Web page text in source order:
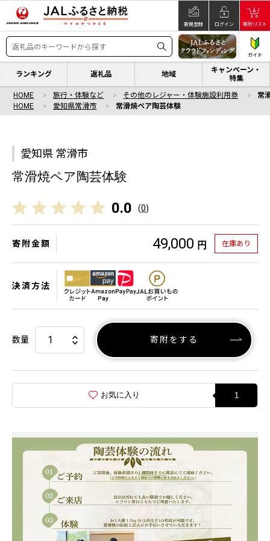
新規登録 ログイン 寄附リスト
ガイド
ランキング 返礼品 地域
キャンペーン・
特集
HOME 旅行・体験など その他のレジャー・体験施設利用券
常
HOME
愛知県常滑市 常滑焼ペア陶芸体験
愛知県 常滑市
常滑焼ペア陶芸体験
0.0 (0)
寄附金額 49,000 円 在庫あり
決済方法
数量 寄附をする
お気に入り 1